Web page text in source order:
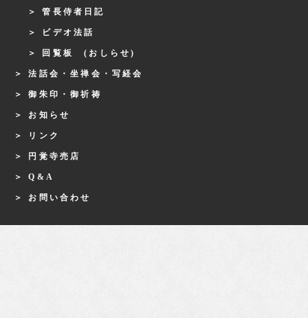
管長侍者日記
ビデオ法話
回覧板 (おしらせ)
法話会・坐禅会・写経会
御朱印・御祈祷
お知らせ
リンク
円覚寺売店
Q&A
お問い合わせ